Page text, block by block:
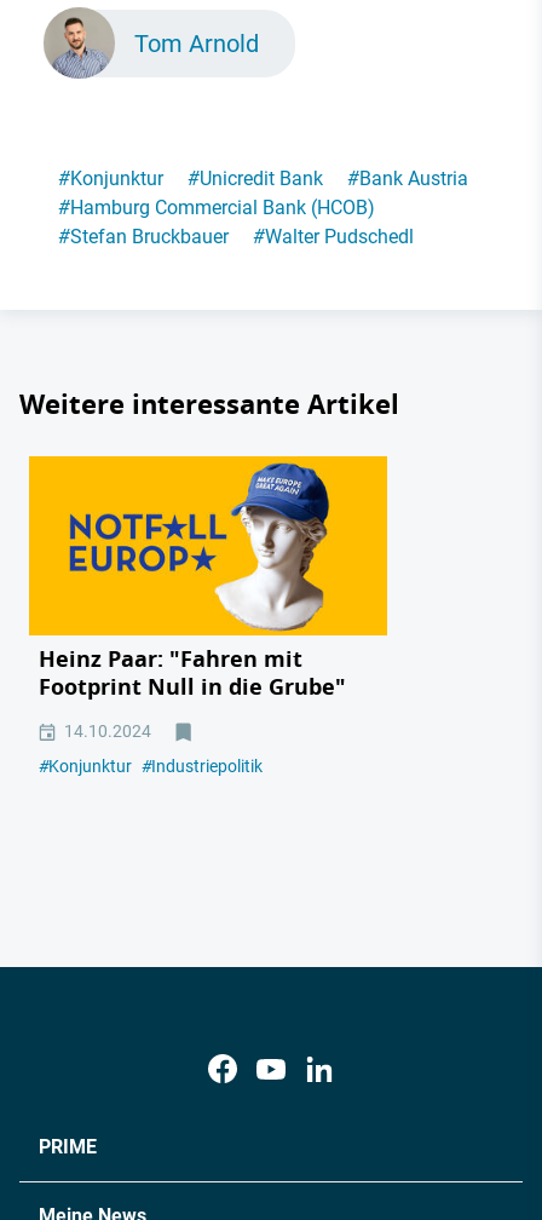
Tom Arnold
#Konjunktur #Unicredit Bank #Bank Austria
#Hamburg Commercial Bank (HCOB)
#Stefan Bruckbauer #Walter Pudschedl
Weitere interessante Artikel
Heinz Paar: "Fahren mit
Footprint Null in die Grube"
14.10.2024
#Konjunktur #Industriepolitik
PRIME